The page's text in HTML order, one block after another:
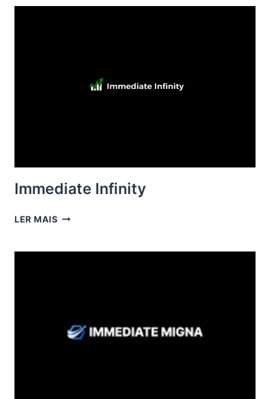
Immediate Infinity
LER MAISIMMEDIATE